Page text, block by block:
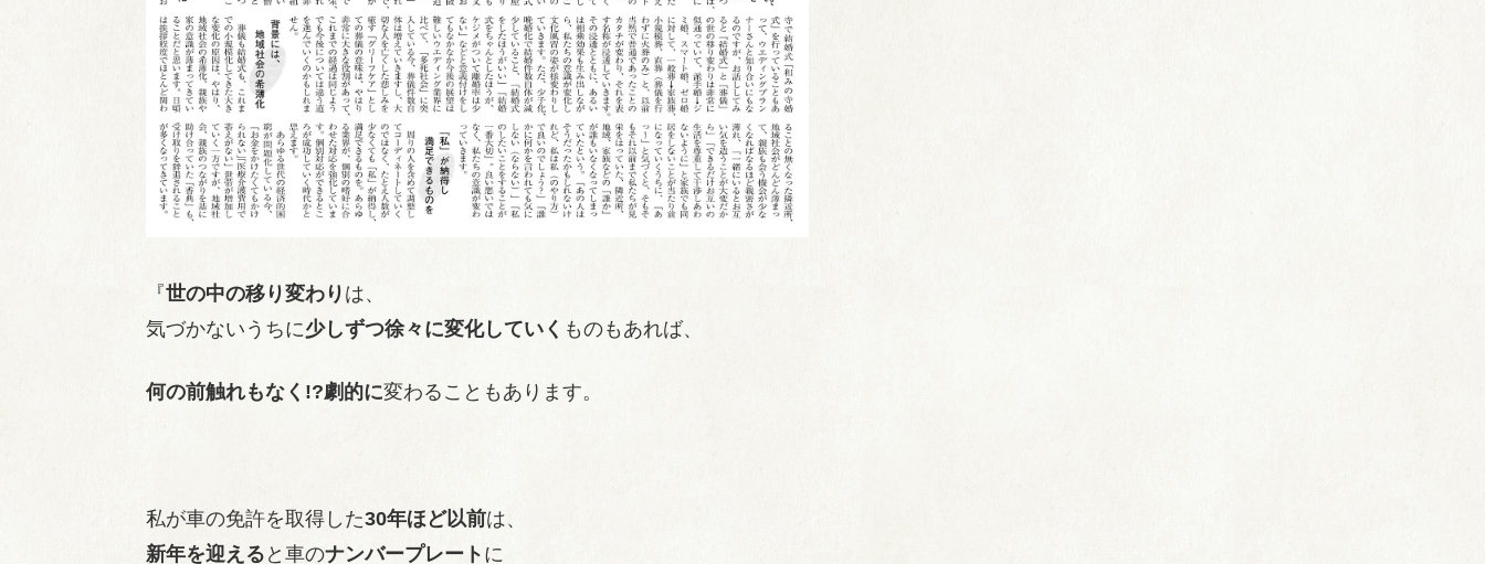
『世の中の移り変わり は、
気づかないうちに少しずつ徐々に変化していく ものもあれば、
何の前触れもなく!?劇的に変わることもあります。
私が車の免許を取得した30年ほど以前は、
新年を迎える と車のナンバープレート に